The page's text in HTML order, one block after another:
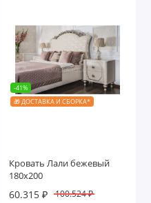
-41%
🎁 ДОСТАВКА И СБОРКА*
Кровать Лали бежевый
180х200
60.315 ₽ 100.524 ₽